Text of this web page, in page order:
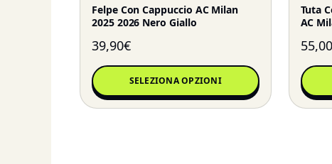
Felpe Con Cappuccio AC Milan
2025 2026 Nero Giallo
39,90€
SELEZIONA OPZIONI
Tuta
AC
55,00